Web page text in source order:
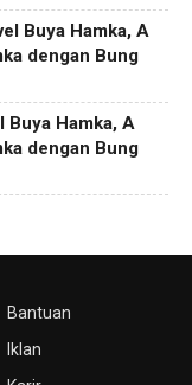
Buya Hamka, A
dengan Bung
Buya Hamka, A
dengan Bung
Bantuan
Iklan